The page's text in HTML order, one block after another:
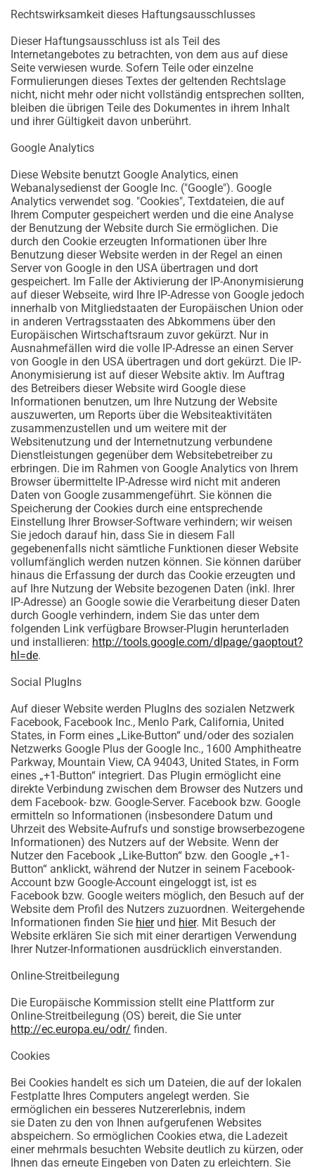
Rechtswirksamkeit dieses Haftungsausschlusses
Dieser Haftungsausschluss ist als Teil des
Internetangebotes zu betrachten, von dem aus auf diese
Seite verwiesen wurde. Sofern Teile oder einzelne
Formulierungen dieses Textes der geltenden Rechtslage
nicht, nicht mehr oder nicht vollständig entsprechen sollten,
bleiben die übrigen Teile des Dokumentes in ihrem Inhalt
und ihrer Gültigkeit davon unberührt.
Google Analytics
Diese Website benutzt Google Analytics, einen
Webanalysedienst der Google Inc. ("Google"). Google
Analytics verwendet sog. "Cookies", Textdateien, die auf
Ihrem Computer gespeichert werden und die eine Analyse
der Benutzung der Website durch Sie ermöglichen. Die
durch den Cookie erzeugten Informationen über Ihre
Benutzung dieser Website werden in der Regel an einen
Server von Google in den USA übertragen und dort
gespeichert. Im Falle der Aktivierung der IP-Anonymisierung
auf dieser Webseite, wird Ihre IP-Adresse von Google jedoch
innerhalb von Mitgliedstaaten der Europäischen Union oder
in anderen Vertragsstaaten des Abkommens über den
Europäischen Wirtschaftsraum zuvor gekürzt. Nur in
Ausnahmefällen wird die volle IP-Adresse an einen Server
von Google in den USA übertragen und dort gekürzt. Die IP-
Anonymisierung ist auf dieser Website aktiv. Im Auftrag
des Betreibers dieser Website wird Google diese
Informationen benutzen, um Ihre Nutzung der Website
auszuwerten, um Reports über die Websiteaktivitäten
zusammenzustellen und um weitere mit der
Websitenutzung und der Internetnutzung verbundene
Dienstleistungen gegenüber dem Websitebetreiber zu
erbringen. Die im Rahmen von Google Analytics von Ihrem
Browser übermittelte IP-Adresse wird nicht mit anderen
Daten von Google zusammengeführt. Sie können die
Speicherung der Cookies durch eine entsprechende
Einstellung Ihrer Browser-Software verhindern; wir weisen
Sie jedoch darauf hin, dass Sie in diesem Fall
gegebenenfalls nicht sämtliche Funktionen dieser Website
vollumfänglich werden nutzen können. Sie können darüber
hinaus die Erfassung der durch das Cookie erzeugten und
auf Ihre Nutzung der Website bezogenen Daten (inkl. Ihrer
IP-Adresse) an Google sowie die Verarbeitung dieser Daten
durch Google verhindern, indem Sie das unter dem
folgenden Link verfügbare Browser-Plugin herunterladen
und installieren: http://tools.google.com/dlpage/gaoptout?
hl=de.
Social PlugIns
Auf dieser Website werden PlugIns des sozialen Netzwerk
Facebook, Facebook Inc., Menlo Park, California, United
States, in Form eines „Like-Button“ und/oder des sozialen
Netzwerks Google Plus der Google Inc., 1600 Amphitheatre
Parkway, Mountain View, CA 94043, United States, in Form
eines „+1-Button“ integriert. Das Plugin ermöglicht eine
direkte Verbindung zwischen dem Browser des Nutzers und
dem Facebook- bzw. Google-Server. Facebook bzw. Google
ermitteln so Informationen (insbesondere Datum und
Uhrzeit des Website-Aufrufs und sonstige browserbezogene
Informationen) des Nutzers auf der Website. Wenn der
Nutzer den Facebook „Like-Button“ bzw. den Google „+1-
Button“ anklickt, während der Nutzer in seinem Facebook-
Account bzw Google-Account eingeloggt ist, ist es
Facebook bzw. Google weiters möglich, den Besuch auf der
Website dem Profil des Nutzers zuzuordnen. Weitergehende
Informationen finden Sie hierund hier. Mit Besuch der
Website erklären Sie sich mit einer derartigen Verwendung
Ihrer Nutzer-Informationen ausdrücklich einverstanden.
Online-Streitbeilegung
Die Europäische Kommission stellt eine Plattform zur
Online-Streitbeilegung (OS) bereit, die Sie unter
http://ec.europa.eu/odr/ finden.
Cookies
Bei Cookies handelt es sich um Dateien, die auf der lokalen
Festplatte Ihres Computers angelegt werden. Sie
ermöglichen ein besseres Nutzererlebnis, indem
sie Daten zu den von Ihnen aufgerufenen Websites
abspeichern. So ermöglichen Cookies etwa, die Ladezeit
einer mehrmals besuchten Website deutlich zu kürzen, oder
Ihnen das erneute Eingeben von Daten zu erleichtern. Sie